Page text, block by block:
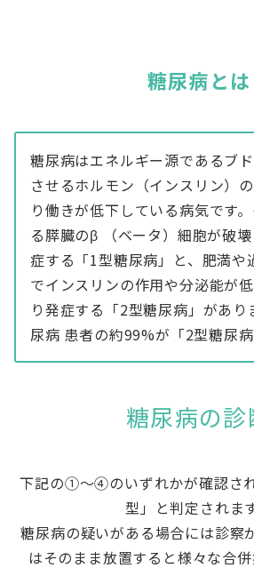
糖尿病とは
糖尿病はエネルギー源であるブ
させるホルモン（インスリン）
り働きが低下している病気です
る膵臓のβ （ベータ）細胞が破
症する「1型糖尿病」と、肥満や
でインスリンの作用や分泌能が
り発症する「2型糖尿病」があり
尿病 患者の約99%が「2型糖尿病
糖尿病の診
下記の①〜④のいずれかが確認さ
型」と判定されます
糖尿病の疑いがある場合には診察
はそのまま放置すると様々な合併